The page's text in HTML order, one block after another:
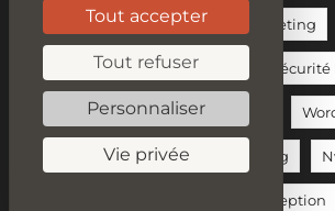
Réseaux Sociaux Content Marketing
Moteur De Recherche Google
SEA E-Commerce
Relation Client Brand Marketing
Phase De Conception
Tout accepter
Tout refuser
Personnaliser
Vie privée